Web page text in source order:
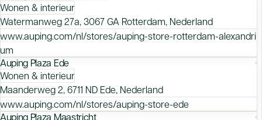
Wonen & interieur
Watermanweg 27a, 3067 GA Rotterdam, Nederland
www.auping.com/nl/stores/auping-store-rotterdam-alexandri
um
Auping Plaza Ede
Wonen & interieur
Maanderweg 2, 6711 ND Ede, Nederland
www.auping.com/nl/stores/auping-store-ede
Auping Plaza Maastricht